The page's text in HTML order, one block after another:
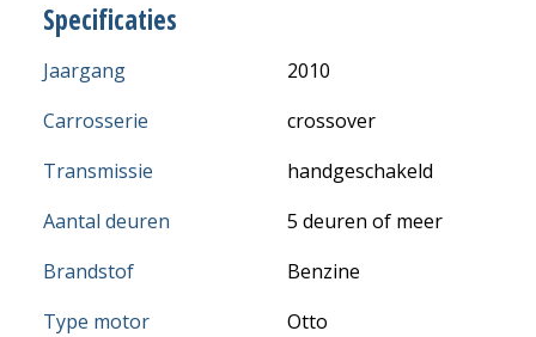
Specificaties
Jaargang
2010
Carrosserie
crossover
Transmissie
handgeschakeld
Aantal deuren
5 deuren of meer
Brandstof
Benzine
Type motor
Otto